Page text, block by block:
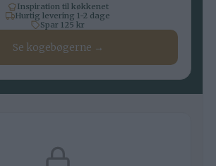
Inspiration til køkkenet
Hurtig levering 1-2 dage
Spar 125 kr
Se kogebøgerne →